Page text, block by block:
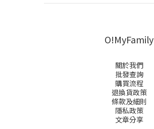
O!MyFamily
關於我們
批發查詢
購買流程
退換貨政策
條款及細則
隱私政策
文章分享